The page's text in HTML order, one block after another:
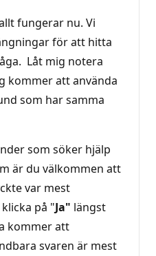
fungerar nu. Vi
för att hitta
Låt mig notera
kommer att använda
som har samma
som söker hjälp
är du välkommen att
var mest
på "Ja" längst
kommer att
svaren är mest